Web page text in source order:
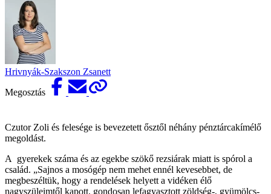
Hrivnyák-Szakszon Zsanett
Megosztás
Czutor Zoli és felesége is bevezetett ősztől néhány pénztárcakímélő
megoldást.
A gyerekek száma és az egekbe szökő rezsiárak miatt is spórol a
család. „Sajnos a mosógép nem mehet ennél kevesebbet, de
megbeszéltük, hogy a rendelések helyett a vidéken élő
nagyszüleimtől kapott, gondosan lefagyasztott zöldség-, gyümölcs-